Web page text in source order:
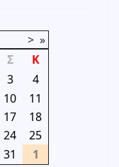
> »
Σ
Κ
3
4
10
11
17
18
24
25
31 1